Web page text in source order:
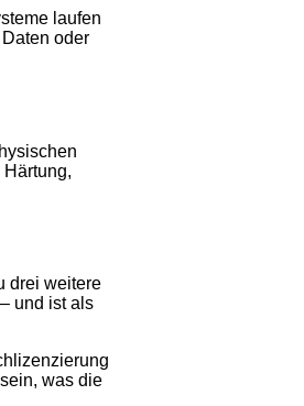
laufen
oder
drei weitere
und ist als
was die